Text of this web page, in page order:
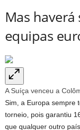
Mas
equipas
A Suíça venceu a
Sim, a Europa sempre
torneio, pois garantiu
que qualquer outro país.